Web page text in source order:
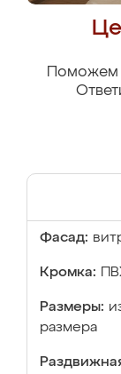
Поможем
Фасад:
Кромка:
Размеры:
размера